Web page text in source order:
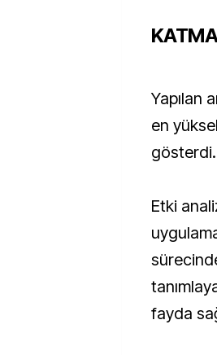
Yapılan
en
gösterdi.
Etki
fayda